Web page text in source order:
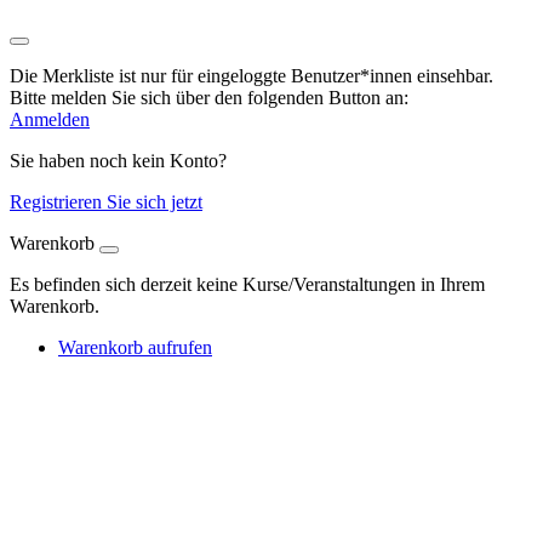
Die Merkliste ist nur für eingeloggte Benutzer*innen einsehbar.
Bitte melden Sie sich über den folgenden Button an:
Anmelden
Sie haben noch kein Konto?
Registrieren Sie sich jetzt
Warenkorb
Es befinden sich derzeit keine Kurse/Veranstaltungen in Ihrem
Warenkorb.
Warenkorb aufrufen